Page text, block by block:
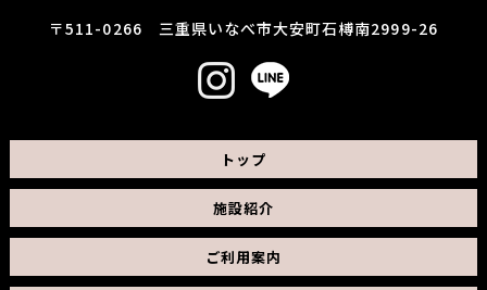
〒511-0266 三重県いなべ市大安町石榑南2999-26
トップ
施設紹介
ご利用案内